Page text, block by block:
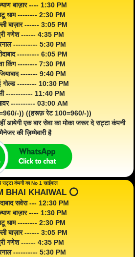
बाज़ार ---- 1:30 PM
धाम -------- 2:30 PM
बाज़ार ------ 3:05 PM
गणेश ------ 4:35 PM
---------- 5:30 PM
--------- 6:05 PM
किंग -------- 7:30 PM
------- 9:40 PM
गोल्ड -------- 10:30 PM
----------- 11:40 PM
---------- 03:00 AM
)) ((हरूफ़ रेट 100=960/-))
आयेगी एक बार सेवा का मोका जरूर दे सट्टा कंपनी
मैनेजर की ज़िम्मेवारी है
सट्टा कंपनी का No 1 खाईवाल
BHAI KHAIWAL ⭕️
सवेरा --- 12:30 PM
बाज़ार ---- 1:30 PM
धाम -------- 2:30 PM
बाज़ार ------ 3:05 PM
गणेश ------ 4:35 PM
---------- 5:30 PM